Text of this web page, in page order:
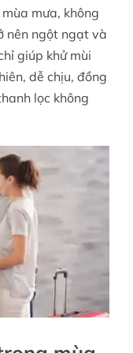
mưa, không
nên ngột ngạt và
giúp khử mùi
dễ chịu, đồng
lọc không